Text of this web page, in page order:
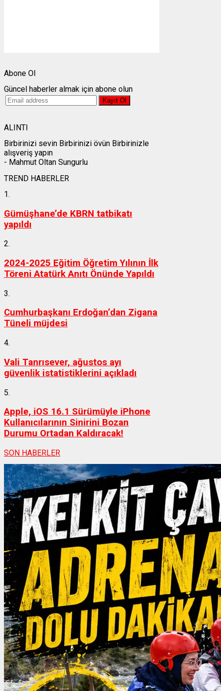
Abone Ol
Güncel haberler almak için abone olun
ALINTI
Birbirinizi sevin Birbirinizi övün Birbirinizle
alışveriş yapın
- Mahmut Oltan Sungurlu
TREND HABERLER
1.
Gümüşhane’de KBRN tatbikatı
yapıldı
2.
2024-2025 Eğitim Öğretim Yılının İlk
Töreni Atatürk Anıtı Önünde Yapıldı
3.
Cumhurbaşkanı Erdoğan’dan Zigana
Tüneli müjdesi
4.
Vali Tanrısever, ağustos ayı
güvenlik istatistiklerini açıkladı
5.
Apple, iOS 16.1 Sürümüyle iPhone
Kullanıcılarının Sinirini Bozan
Durumu Ortadan Kaldıracak!
SON HABERLER